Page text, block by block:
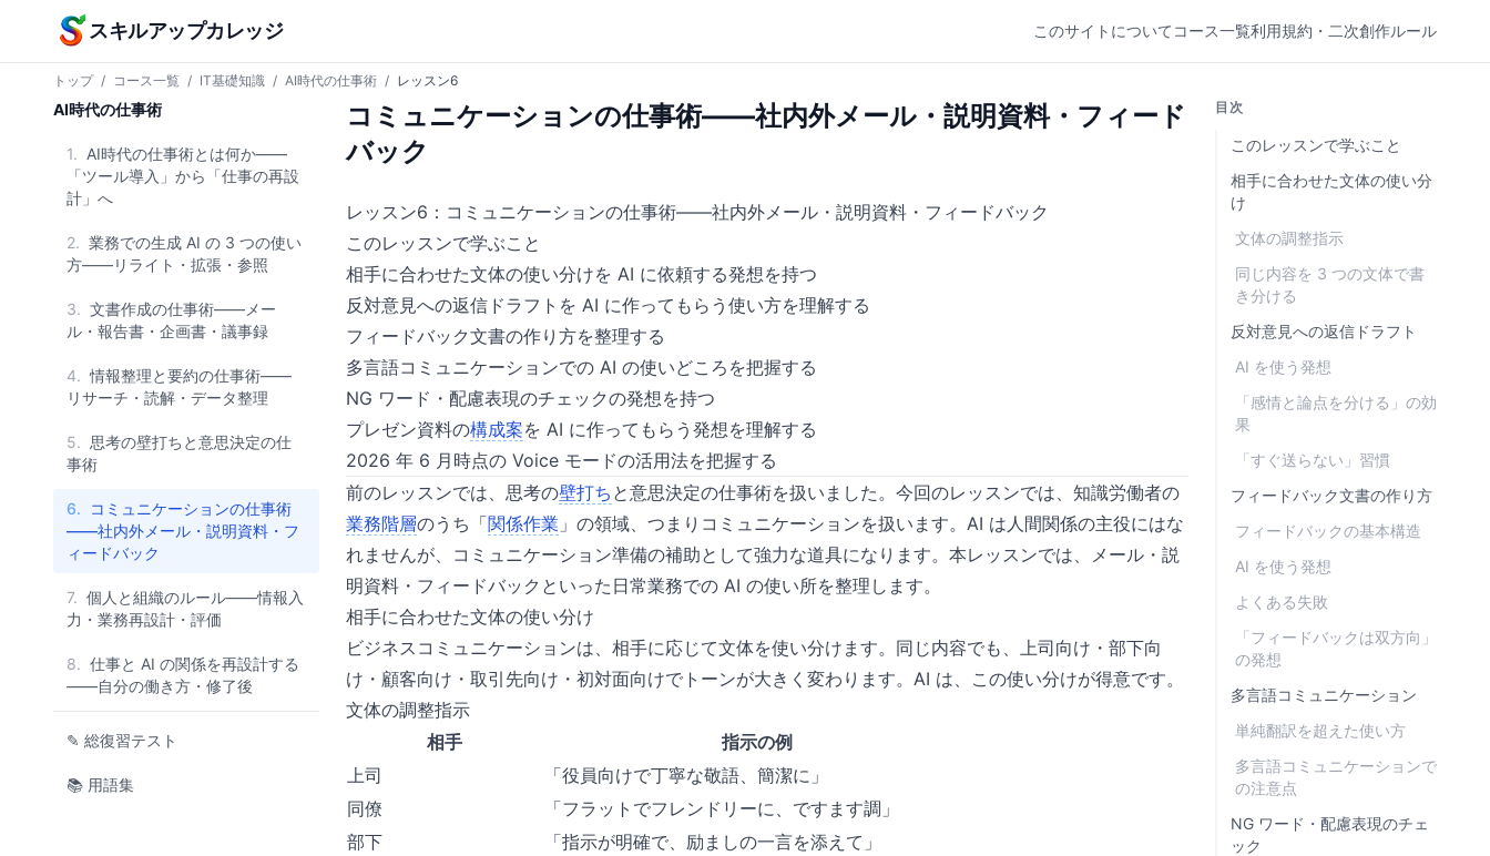
本文へスキップ
スキルアップカレッジ このサイトについて コース一覧利用規約・二次創作ルール
トップ / コース一覧 / IT基礎知識 / AI時代の仕事術 / レッスン6
AI時代の仕事術
1. AI時代の仕事術とは何か——
「ツール導入」から「仕事の再設
計」へ
2. 業務での生成 AI の 3 つの使い
方——リライト・拡張・参照
3. 文書作成の仕事術——メー
ル・報告書・企画書・議事録
4. 情報整理と要約の仕事術——
リサーチ・読解・データ整理
5. 思考の壁打ちと意思決定の仕
事術
6.
コミュニケーションの仕事術
——社内外メール・説明資料・フ
ィードバック
7. 個人と組織のルール——情報入
力・業務再設計・評価
8. 仕事と AI の関係を再設計する
——自分の働き方・修了後
✎ 総復習テスト
📚 用語集
コミュニケーションの仕事術——社内外メール・説明資料・フィード
バック
レッスン6：コミュニケーションの仕事術——社内外メール・説明資料・フィードバック
このレッスンで学ぶこと
相手に合わせた文体の使い分けを AI に依頼する発想を持つ
反対意見への返信ドラフトを AI に作ってもらう使い方を理解する
フィードバック文書の作り方を整理する
多言語コミュニケーションでの AI の使いどころを把握する
NG ワード・配慮表現のチェックの発想を持つ
プレゼン資料の構成案を AI に作ってもらう発想を理解する
2026 年 6 月時点の Voice モードの活用法を把握する
前のレッスンでは、思考の壁打ち と意思決定の仕事術を扱いました。今回のレッスンでは、知識労働者の
業務階層のうち「関係作業 」の領域、つまりコミュニケーションを扱います。AI は人間関係の主役にはな
れませんが、コミュニケーション準備の補助として強力な道具になります。本レッスンでは、メール・説
明資料・フィードバックといった日常業務での AI の使い所を整理します。
相手に合わせた文体の使い分け
ビジネスコミュニケーションは、相手に応じて文体を使い分けます。同じ内容でも、上司向け・部下向
け・顧客向け・取引先向け・初対面向けでトーンが大きく変わります。AI は、この使い分けが得意です。
文体の調整指示
相手
指示の例
上司
「役員向けで丁寧な敬語、簡潔に」
同僚
「フラットでフレンドリーに、ですます調」
部下
「指示が明確で、励ましの一言を添えて」
目次
このレッスンで学ぶこと
相手に合わせた文体の使い分
け
文体の調整指示
同じ内容を 3 つの文体で書
き分ける
反対意見への返信ドラフト
AI を使う発想
「感情と論点を分ける」の効
果
「すぐ送らない」習慣
フィードバック文書の作り方
フィードバックの基本構造
AI を使う発想
よくある失敗
「フィードバックは双方向」
の発想
多言語コミュニケーション
単純翻訳を超えた使い方
多言語コミュニケーションで
の注意点
NG ワード・配慮表現のチェ
ック